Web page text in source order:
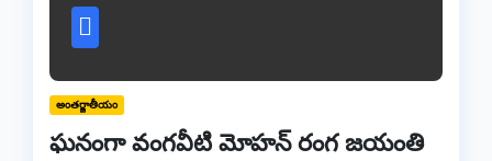
అంతర్జాతీయం
ఘనంగా వంగవీటి మోహన్ రంగ జయంతి